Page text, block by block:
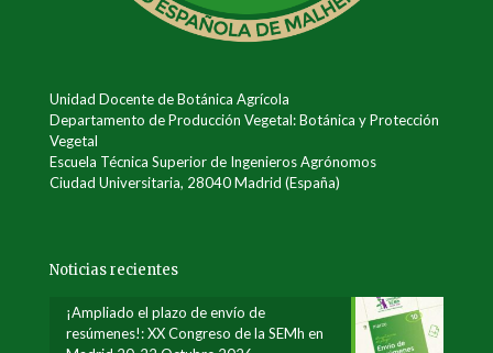
Unidad Docente de Botánica Agrícola
Departamento de Producción Vegetal: Botánica y Protección
Vegetal
Escuela Técnica Superior de Ingenieros Agrónomos
Ciudad Universitaria, 28040 Madrid (España)
Noticias recientes
¡Ampliado el plazo de envío de
resúmenes!: XX Congreso de la SEMh en